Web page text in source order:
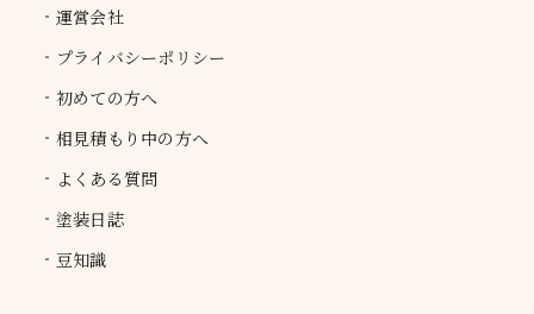
運営会社
プライバシーポリシー
初めての方へ
相見積もり中の方へ
よくある質問
塗装日誌
豆知識